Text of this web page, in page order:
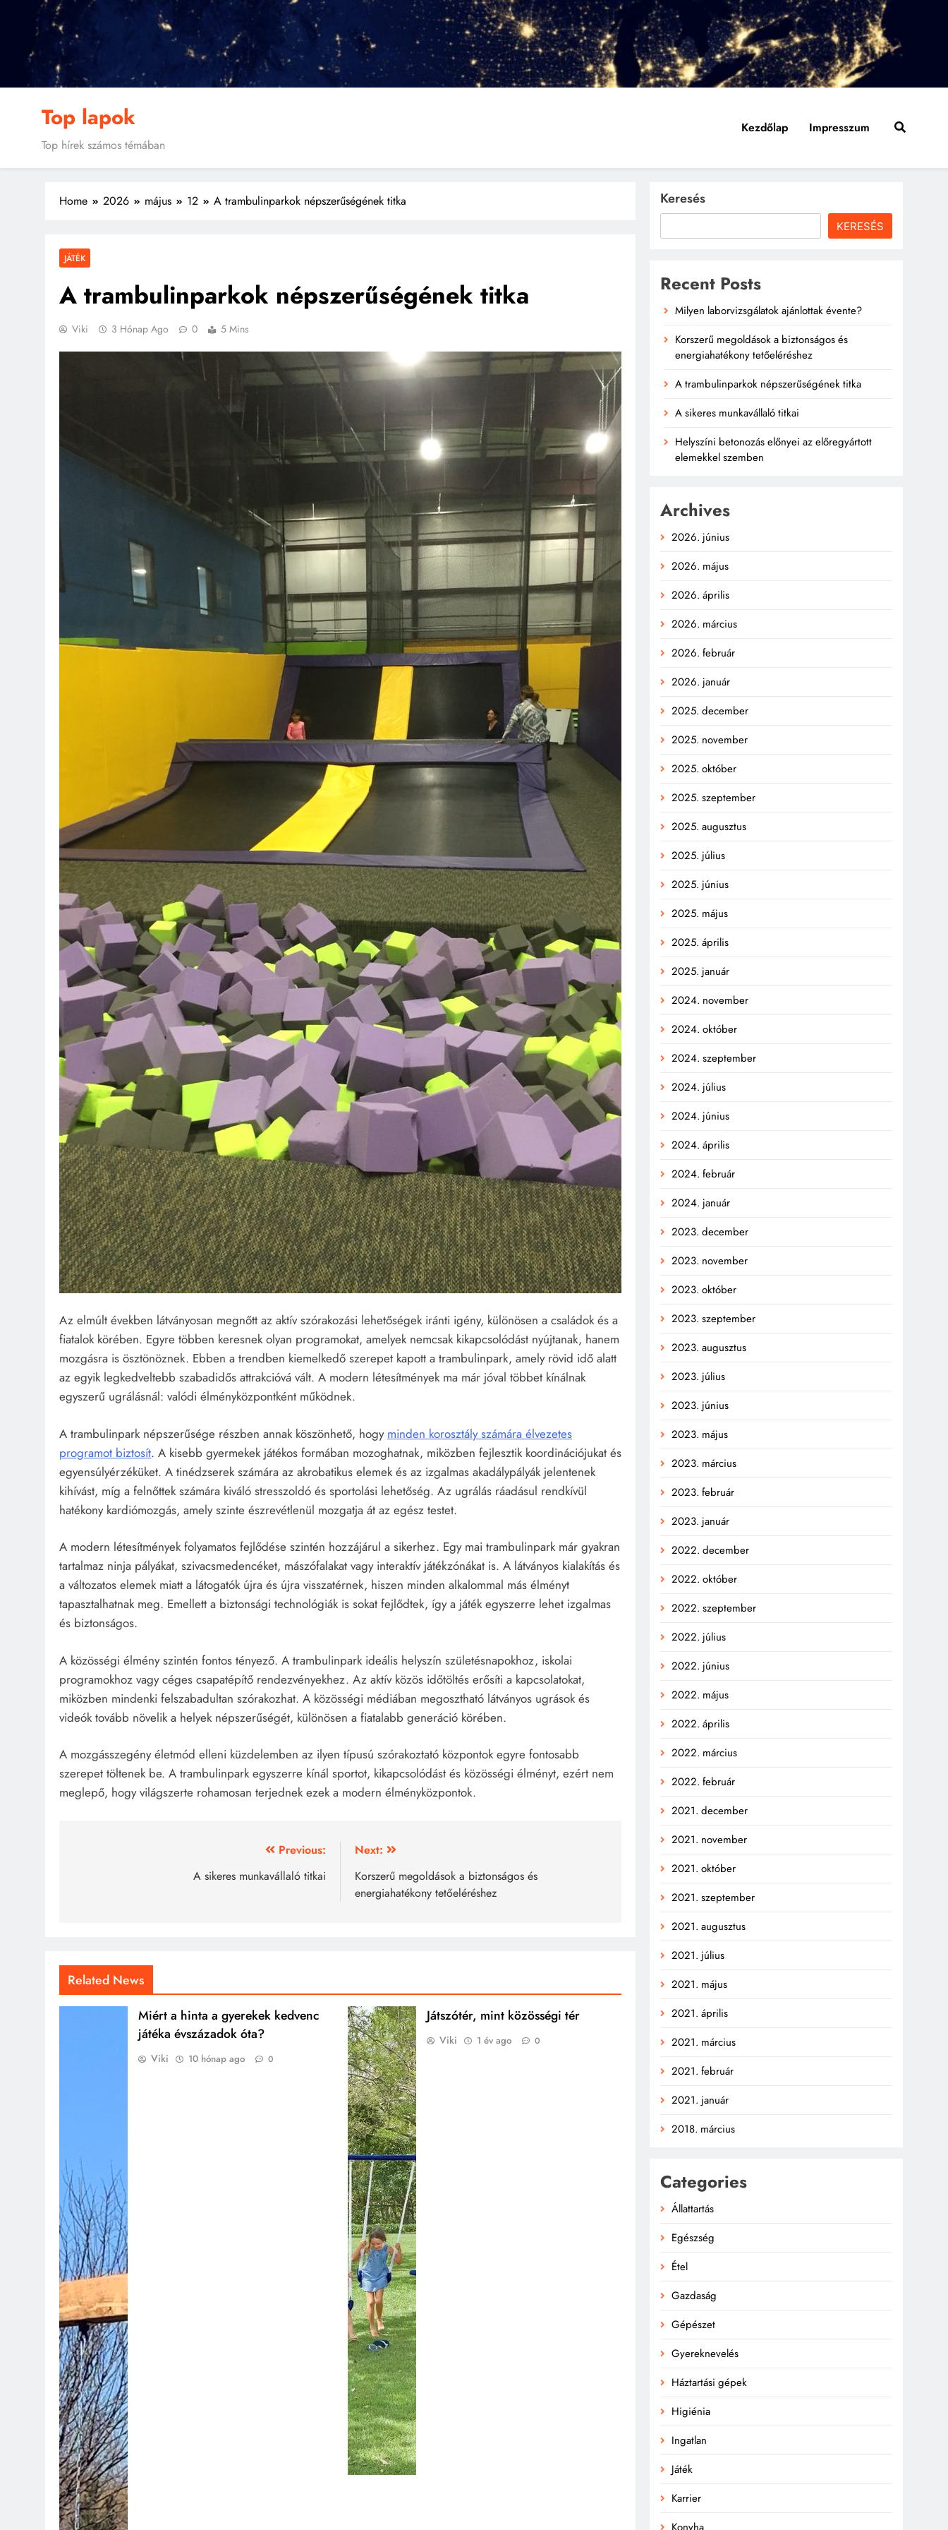
Top lapok
Top hírek számos témában
Kezdőlap Impresszum
Home 2026 május 12 A trambulinparkok népszerűségének titka
JÁTÉK
A trambulinparkok népszerűségének titka
Viki 3 Hónap Ago 0 5 Mins
Az elmúlt években látványosan megnőtt az aktív szórakozási lehetőségek iránti igény, különösen a családok és a
fiatalok körében. Egyre többen keresnek olyan programokat, amelyek nemcsak kikapcsolódást nyújtanak, hanem
mozgásra is ösztönöznek. Ebben a trendben kiemelkedő szerepet kapott a trambulinpark, amely rövid idő alatt
az egyik legkedveltebb szabadidős attrakcióvá vált. A modern létesítmények ma már jóval többet kínálnak
egyszerű ugrálásnál: valódi élményközpontként működnek.
A trambulinpark népszerűsége részben annak köszönhető, hogy minden korosztály számára élvezetes
programot biztosít. A kisebb gyermekek játékos formában mozoghatnak, miközben fejlesztik koordinációjukat és
egyensúlyérzéküket. A tinédzserek számára az akrobatikus elemek és az izgalmas akadálypályák jelentenek
kihívást, míg a felnőttek számára kiváló stresszoldó és sportolási lehetőség. Az ugrálás ráadásul rendkívül
hatékony kardiómozgás, amely szinte észrevétlenül mozgatja át az egész testet.
A modern létesítmények folyamatos fejlődése szintén hozzájárul a sikerhez. Egy mai trambulinpark már gyakran
tartalmaz ninja pályákat, szivacsmedencéket, mászófalakat vagy interaktív játékzónákat is. A látványos kialakítás és
a változatos elemek miatt a látogatók újra és újra visszatérnek, hiszen minden alkalommal más élményt
tapasztalhatnak meg. Emellett a biztonsági technológiák is sokat fejlődtek, így a játék egyszerre lehet izgalmas
és biztonságos.
A közösségi élmény szintén fontos tényező. A trambulinpark ideális helyszín születésnapokhoz, iskolai
programokhoz vagy céges csapatépítő rendezvényekhez. Az aktív közös időtöltés erősíti a kapcsolatokat,
miközben mindenki felszabadultan szórakozhat. A közösségi médiában megosztható látványos ugrások és
videók tovább növelik a helyek népszerűségét, különösen a fiatalabb generáció körében.
A mozgásszegény életmód elleni küzdelemben az ilyen típusú szórakoztató központok egyre fontosabb
szerepet töltenek be. A trambulinpark egyszerre kínál sportot, kikapcsolódást és közösségi élményt, ezért nem
meglepő, hogy világszerte rohamosan terjednek ezek a modern élményközpontok.
Previous:
A sikeres munkavállaló titkai
Next:
Korszerű megoldások a biztonságos és
energiahatékony tetőeléréshez
Related News
Miért a hinta a gyerekek kedvenc
játéka évszázadok óta?
Viki 10 hónap ago 0
Játszótér, mint közösségi tér
Viki 1 év ago 0
Keresés
KERESÉS
Recent Posts
Milyen laborvizsgálatok ajánlottak évente?
Korszerű megoldások a biztonságos és
energiahatékony tetőeléréshez
A trambulinparkok népszerűségének titka
A sikeres munkavállaló titkai
Helyszíni betonozás előnyei az előregyártott
elemekkel szemben
Archives
2026. június
2026. május
2026. április
2026. március
2026. február
2026. január
2025. december
2025. november
2025. október
2025. szeptember
2025. augusztus
2025. július
2025. június
2025. május
2025. április
2025. január
2024. november
2024. október
2024. szeptember
2024. július
2024. június
2024. április
2024. február
2024. január
2023. december
2023. november
2023. október
2023. szeptember
2023. augusztus
2023. július
2023. június
2023. május
2023. március
2023. február
2023. január
2022. december
2022. október
2022. szeptember
2022. július
2022. június
2022. május
2022. április
2022. március
2022. február
2021. december
2021. november
2021. október
2021. szeptember
2021. augusztus
2021. július
2021. május
2021. április
2021. március
2021. február
2021. január
2018. március
Categories
Állattartás
Egészség
Étel
Gazdaság
Gépészet
Gyereknevelés
Háztartási gépek
Higiénia
Ingatlan
Játék
Karrier